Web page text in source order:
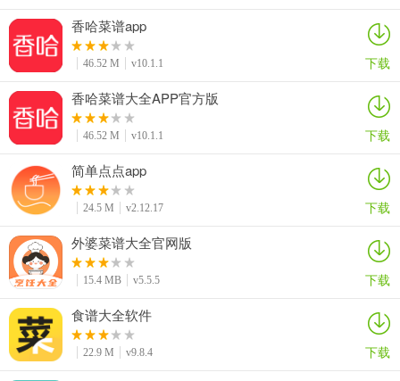
香哈菜谱app
46.52 M v10.1.1 下载
香哈菜谱大全APP官方版
46.52 M v10.1.1 下载
简单点点app
24.5 M v2.12.17 下载
外婆菜谱大全官网版
15.4 MB v5.5.5 下载
食谱大全软件
22.9 M v9.8.4 下载